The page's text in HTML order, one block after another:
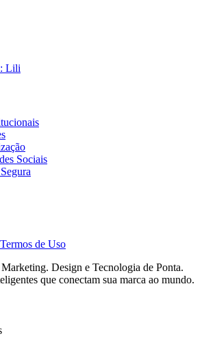
Lili
Sociais
Termos de Uso
Design e Tecnologia de Ponta.
que conectam sua marca ao mundo.